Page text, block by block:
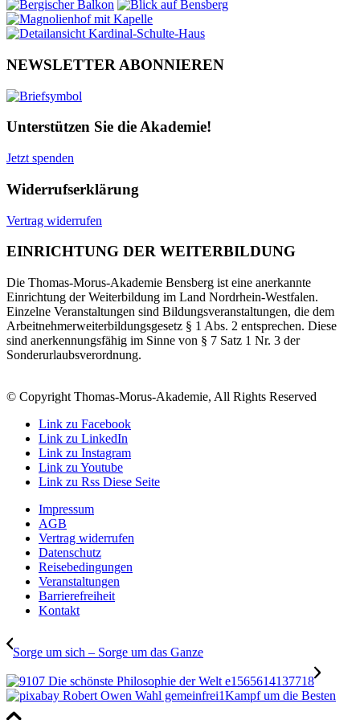
NEWSLETTER ABONNIEREN
Unterstützen Sie die Akademie!
Jetzt spenden
Widerrufserklärung
Vertrag widerrufen
EINRICHTUNG DER WEITERBILDUNG
Die Thomas-Morus-Akademie Bensberg ist eine anerkannte
Einrichtung der Weiterbildung im Land Nordrhein-Westfalen.
Einzelne Veranstaltungen sind Bildungsveranstaltungen, die dem
Arbeitnehmerweiterbildungsgesetz § 1 Abs. 2 entsprechen. Diese
sind anerkennungsfähig im Sinne von § 7 Satz 1 Nr. 3 der
Sonderurlaubsverordnung.
© Copyright Thomas-Morus-Akademie, All Rights Reserved
Link zu Facebook
Link zu LinkedIn
Link zu Instagram
Link zu Youtube
Link zu Rss Diese Seite
Impressum
AGB
Vertrag widerrufen
Datenschutz
Reisebedingungen
Veranstaltungen
Barrierefreiheit
Kontakt
Sorge um sich – Sorge um das Ganze
Kampf um die Besten